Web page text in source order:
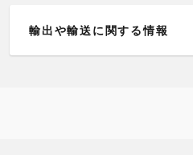
輸出や輸送に関する情報